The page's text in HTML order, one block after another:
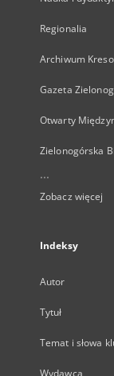
Regionalia
Archiwum
Gazeta
Otwarty
Zielonogórska
...
Zobacz więcej
Indeksy
Autor
Tytuł
Temat i słowa
Wydawca